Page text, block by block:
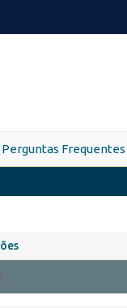
Perguntas Frequentes